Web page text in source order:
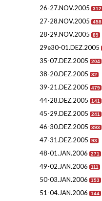
26-27.NOV.2005 312
27-28.NOV.2005 458
28-29.NOV.2005 89
29e30-01.DEZ.2005
35-07.DEZ.2005 204
38-20.DEZ.2005 32
39-21.DEZ.2005 479
44-28.DEZ.2005 141
45-29.DEZ.2005 241
46-30.DEZ.2005 393
47-31.DEZ.2005 93
48-01.JAN.2006 271
49-02.JAN.2006 111
50-03.JAN.2006 153
51-04.JAN.2006 144